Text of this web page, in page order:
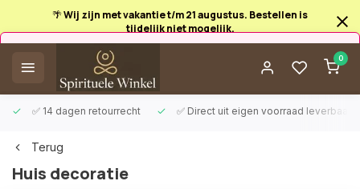
🌴 Wij zijn met vakantie t/m 21 augustus. Bestellen is
tijdelijk niet mogelijk.
0
✅ 14 dagen retourrecht ✅ Direct uit eigen voorraad leverbaar
Afrekenen is uitgeschakeld.
Terug
Huis decoratie